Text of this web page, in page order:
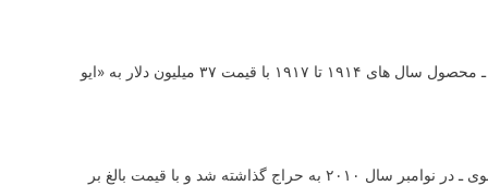
مجسمه «مادام ال آر» از «کنستانتین برانکوشی» ـ مجسمه ساز و نقاش رومانیایی ـ محصول سال های ۱۹۱۴ تا ۱۹۱۷ با قیمت ۳۷ میلیون دلار به «ایو
همینطور اثر چهارم از مجموعه سیاه «هانری ماتیس» ـ نقاش و مجسمه ساز فرانسوی ـ در نوامبر سال ۲۰۱۰ به حراج گذاشته شد و با قیمت بالغ بر